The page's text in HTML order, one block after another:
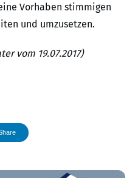
Vorhaben stimmigen
und umzusetzen.
vom 19.07.2017)